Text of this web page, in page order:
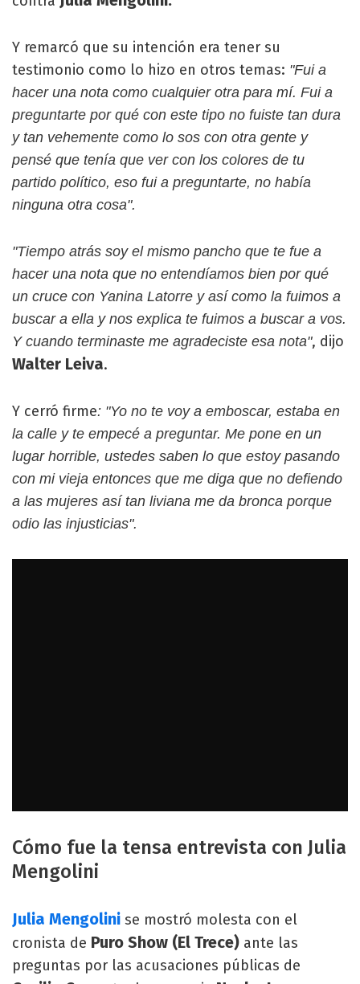
Y remarcó que su intención era tener su
testimonio como lo hizo en otros temas: "Fui a
hacer una nota como cualquier otra para mí. Fui a
preguntarte por qué con este tipo no fuiste tan dura
y tan vehemente como lo sos con otra gente y
pensé que tenía que ver con los colores de tu
partido político, eso fui a preguntarte, no había
ninguna otra cosa".
"Tiempo atrás soy el mismo pancho que te fue a
hacer una nota que no entendíamos bien por qué
un cruce con Yanina Latorre y así como la fuimos a
buscar a ella y nos explica te fuimos a buscar a vos.
Y cuando terminaste me agradeciste esa nota", dijo
Walter Leiva.
Y cerró firme: "Yo no te voy a emboscar, estaba en
la calle y te empecé a preguntar. Me pone en un
lugar horrible, ustedes saben lo que estoy pasando
con mi vieja entonces que me diga que no defiendo
a las mujeres así tan liviana me da bronca porque
odio las injusticias".
Cómo fue la tensa entrevista con Julia
Mengolini
Julia Mengolini se mostró molesta con el
cronista de Puro Show (El Trece) ante las
preguntas por las acusaciones públicas de